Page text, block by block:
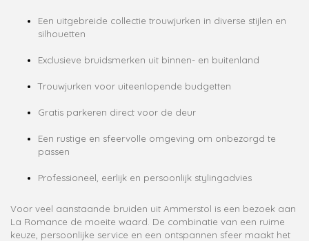
Een uitgebreide collectie trouwjurken in diverse stijlen en
silhouetten
Exclusieve bruidsmerken uit binnen- en buitenland
Trouwjurken voor uiteenlopende budgetten
Gratis parkeren direct voor de deur
Een rustige en sfeervolle omgeving om onbezorgd te
passen
Professioneel, eerlijk en persoonlijk stylingadvies
Voor veel aanstaande bruiden uit Ammerstol is een bezoek aan
La Romance de moeite waard. De combinatie van een ruime
keuze, persoonlijke service en een ontspannen sfeer maakt het